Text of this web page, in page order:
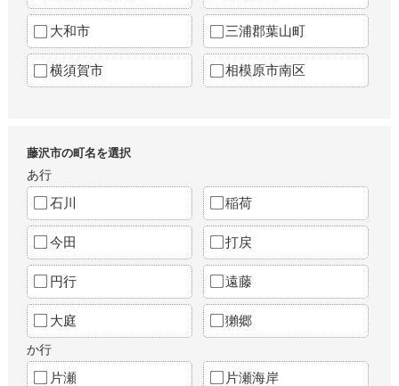
大和市 三浦郡葉山町
横須賀市 相模原市南区
藤沢市の町名を選択
あ行
石川 稲荷
今田 打戻
円行 遠藤
大庭 獺郷
か行
片瀬 片瀬海岸